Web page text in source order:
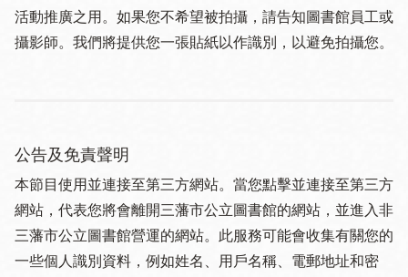
活動推廣之用。如果您不希望被拍攝，請告知圖書館員工或
攝影師。我們將提供您一張貼紙以作識別，以避免拍攝您。
公告及免責聲明
本節目使用並連接至第三方網站。當您點擊並連接至第三方
網站，代表您將會離開三藩市公立圖書館的網站，並進入非
三藩市公立圖書館營運的網站。此服務可能會收集有關您的
一些個人識別資料，例如姓名、用戶名稱、電郵地址和密